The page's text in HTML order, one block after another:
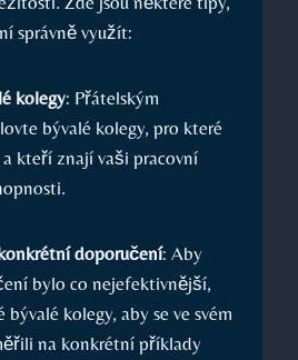
správně využít:
kolegy: Přátelským
bývalé kolegy, ‌pro které
kteří ‌znají vaši pracovní
doporučení: Aby‍
bylo​ co nejefektivnější,⁣
bývalé⁤ kolegy, aby se ve svém
na konkrétní příklady